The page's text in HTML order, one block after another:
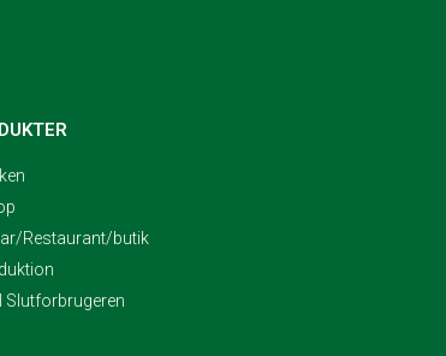
Restaurant/butik
Slutforbrugeren